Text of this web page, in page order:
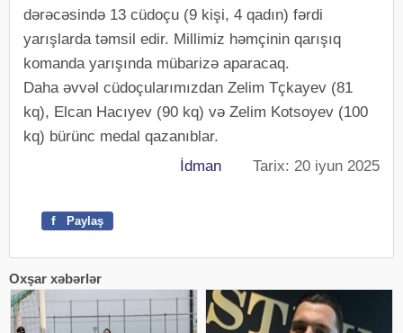
dərəcəsində 13 cüdoçu (9 kişi, 4 qadın) fərdi
yarışlarda təmsil edir. Millimiz həmçinin qarışıq
komanda yarışında mübarizə aparacaq.
Daha əvvəl cüdoçularımızdan Zelim Tçkayev (81
kq), Elcan Hacıyev (90 kq) və Zelim Kotsoyev (100
kq) bürünc medal qazanıblar.
İdman Tarix: 20 iyun 2025
f Paylaş
Oxşar xəbərlər